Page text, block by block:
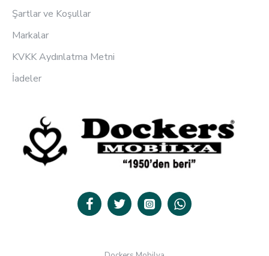
Şartlar ve Koşullar
Markalar
KVKK Aydınlatma Metni
İadeler